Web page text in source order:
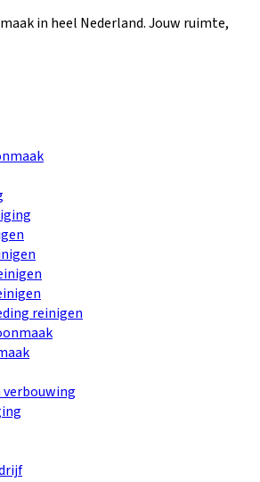
in heel Nederland. Jouw ruimte,
reinigen
verbouwing